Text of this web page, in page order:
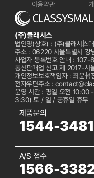
이용약관
(주)클래시스
법인명(상호) : (주)클래시스
주소 : 06220 서울특별시 강
사업자 등록번호 안내 :
통신판매업 신고 제 2017-
개인정보보호책임자 : 최윤석
전자우편주소 :
운영 시간 : 평일 오전 10:00
3:30) 토 / 일 / 공휴일 휴무
제품문의
1544-3481
A/S 접수
1566-